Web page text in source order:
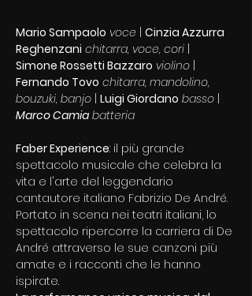
Mario Sampaolo voce Cinzia Azzurra
Reghenzani chitarra, voce, cori
Simone Rossetti Bazzaro violino
Fernando Tovo chitarra, mandolino,
bouzuki, banjo Luigi Giordano basso
Marco Camia batteria
Faber Experience: il più grande
spettacolo musicale che celebra la
vita e l'arte del leggendario
cantautore italiano Fabrizio De André.
Portato in scena nei teatri italiani, lo
spettacolo ripercorre la carriera di De
André attraverso le sue canzoni più
amate e i racconti che le hanno
ispirate.